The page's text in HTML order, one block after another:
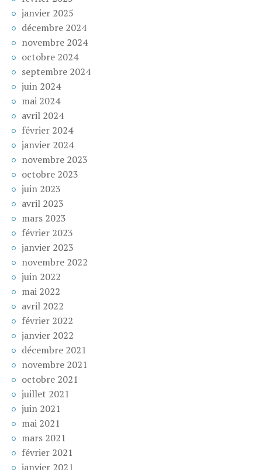
janvier 2025
décembre 2024
novembre 2024
octobre 2024
septembre 2024
juin 2024
mai 2024
avril 2024
février 2024
janvier 2024
novembre 2023
octobre 2023
juin 2023
avril 2023
mars 2023
février 2023
janvier 2023
novembre 2022
juin 2022
mai 2022
avril 2022
février 2022
janvier 2022
décembre 2021
novembre 2021
octobre 2021
juillet 2021
juin 2021
mai 2021
mars 2021
février 2021
janvier 2021